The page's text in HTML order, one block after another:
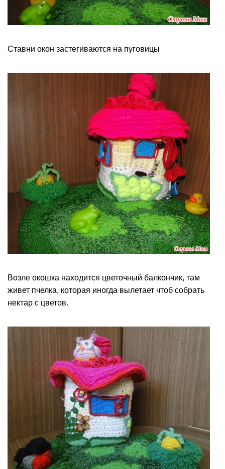
Ставни окон застегиваются на пуговицы
Возле окошка находится цветочный балкончик, там
живет пчелка, которая иногда вылетает чтоб собрать
нектар с цветов.